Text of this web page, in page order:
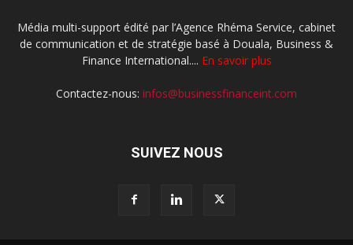
Média multi-support édité par l’Agence Rhéma Service, cabinet
de communication et de stratégie basé à Douala, Business &
Finance International.... En savoir plus
Contactez-nous: infos@businessfinanceint.com
SUIVEZ NOUS